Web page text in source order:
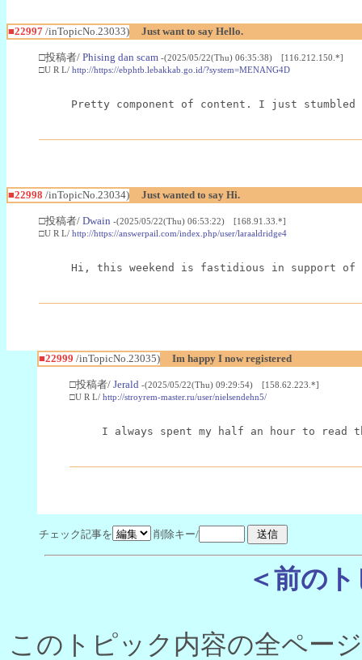
■22997 /inTopicNo.23033) Just want to say Hello.
□投稿者/ Phising dan scam -(2025/05/22(Thu) 06:35:38) [116.212.150.*]
□U R L/ http://https://ebphtb.lebakkab.go.id/?system=MENANG4D
Pretty component of content. I just
■22998 /inTopicNo.23034) Just wanted to say Hi.
□投稿者/ Dwain -(2025/05/22(Thu) 06:53:22) [168.91.33.*]
□U R L/ http://https://answerpail.com/index.php/user/laraaldridge4
Hi, this weekend is fastidious in support of
■22999 /inTopicNo.23035) Im happy I now registered
□投稿者/ Jerald -(2025/05/22(Thu) 09:29:54) [158.62.223.*]
□U R L/ http://stroyrem-master.ru/user/nielsendehn5/
I always spent my half an hour to
チェック記事を 削除キー/
＜前の
このトピック内容の全ペー